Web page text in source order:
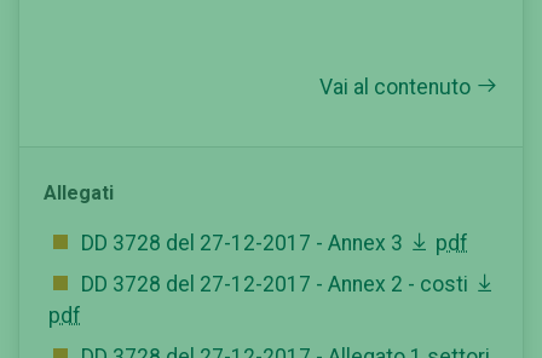
Vai al contenuto
Allegati
DD 3728 del 27-12-2017 - Annex 3
pdf
DD 3728 del 27-12-2017 - Annex 2 - costi
pdf